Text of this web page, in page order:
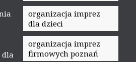
dla
organizacja imprez
dla dzieci
organizacja imprez
firmowych poznań